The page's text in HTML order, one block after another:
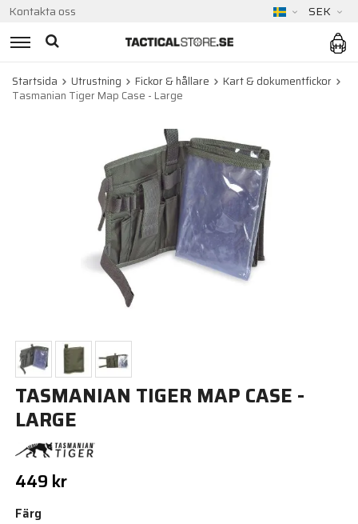
Kontakta oss SEK
Startsida Utrustning Fickor & hållare
Kart & dokumentfickor
Tasmanian Tiger Map Case - Large
TASMANIAN TIGER MAP CASE -
LARGE
449 kr
Färg